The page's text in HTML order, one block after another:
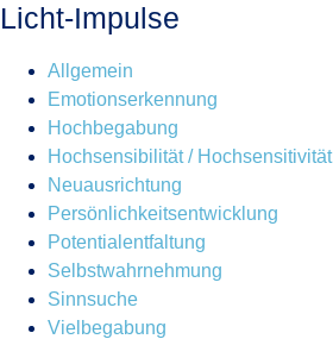
Licht-Impulse
Allgemein
Emotionserkennung
Hochbegabung
Hochsensibilität / Hochsensitivität
Neuausrichtung
Persönlichkeitsentwicklung
Potentialentfaltung
Selbstwahrnehmung
Sinnsuche
Vielbegabung